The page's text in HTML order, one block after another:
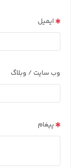
ایمیل
وب سایت / وبلاگ
پیغام